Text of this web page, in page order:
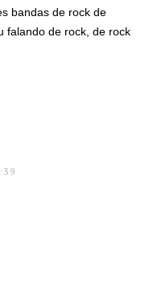
bandas de rock de
falando de rock, de rock